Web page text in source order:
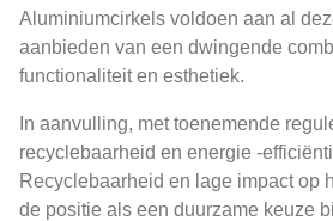
Aluminiumcirkels voldoen aan al
aanbieden van een dwingende
functionaliteit en esthetiek.
In aanvulling, met toenemende
recyclebaarheid en energie -
Recyclebaarheid en lage impact op
de positie als een duurzame keuze